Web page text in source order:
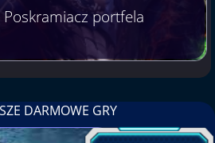
Poskramiacz portfela
DARMOWE GRY